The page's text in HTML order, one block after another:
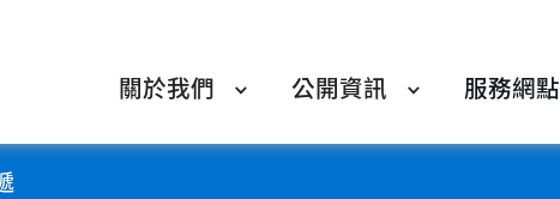
關於我們 公開資訊 服務網點